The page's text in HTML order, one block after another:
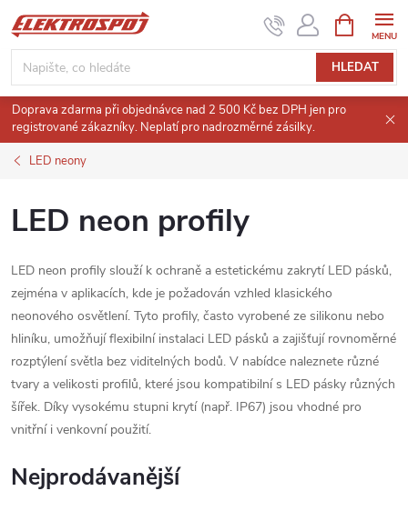
Přejít
na
obsah
HLEDAT
NÁKUPNÍ
KOŠÍK
Doprava zdarma při objednávce nad 2 500 Kč bez DPH jen pro
registrované zákazníky. Neplatí pro nadrozměrné zásilky.
LED neony
LED neon profily
LED neon profily slouží k ochraně a estetickému zakrytí LED pásků,
zejména v aplikacích, kde je požadován vzhled klasického
neonového osvětlení. Tyto profily, často vyrobené ze silikonu nebo
hliníku, umožňují flexibilní instalaci LED pásků a zajišťují rovnoměrné
rozptýlení světla bez viditelných bodů. V nabídce naleznete různé
tvary a velikosti profilů, které jsou kompatibilní s LED pásky různých
šířek. Díky vysokému stupni krytí (např. IP67) jsou vhodné pro
vnitřní i venkovní použití.
Nejprodávanější